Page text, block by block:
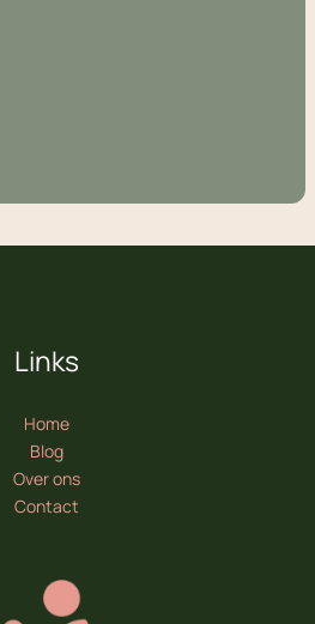
Links
Home
Blog
Over ons
Contact